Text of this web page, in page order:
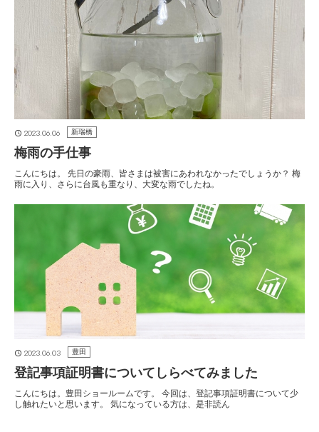
2023.06.06 新瑞橋
梅雨の手仕事
こんにちは。 先日の豪雨、皆さまは被害にあわれなかったでしょうか？ 梅
雨に入り、さらに台風も重なり、大変な雨でしたね。
2023.06.03 豊田
登記事項証明書についてしらべてみました
こんにちは。豊田ショールームです。 今回は、登記事項証明書について少
し触れたいと思います。 気になっている方は、是非読ん